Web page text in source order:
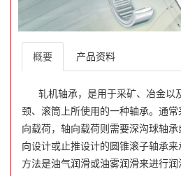
概要 产品资料
轧机轴承，是用于采矿、冶金以
颈、滚筒上所使用的一种轴承。通
向载荷，轴向载荷则需要深沟球轴
向设计或止推设计的圆锥滚子轴承
方法是油气润滑或油雾润滑来进行润